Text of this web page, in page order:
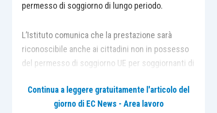
permesso di soggiorno di lungo periodo.
L’Istituto comunica che la prestazione sarà
riconoscibile anche ai cittadini non in possesso
del permesso di soggiorno UE per soggiornanti di
coloro che godono di protezione sussidiaria),
salvo diritto di ripetizione nel caso in cui dovesse
Continua a leggere gratuitamente l'articolo del
giorno di EC News - Area lavoro